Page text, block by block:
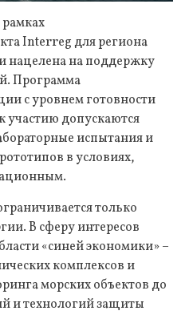
Interreg для региона
нацелена на поддержку
Программа
с уровнем готовности
участию допускаются
испытания и
в условиях,
только
В сферу интересов
«синей экономики» –
комплексов и
морских объектов до
и технологий защиты